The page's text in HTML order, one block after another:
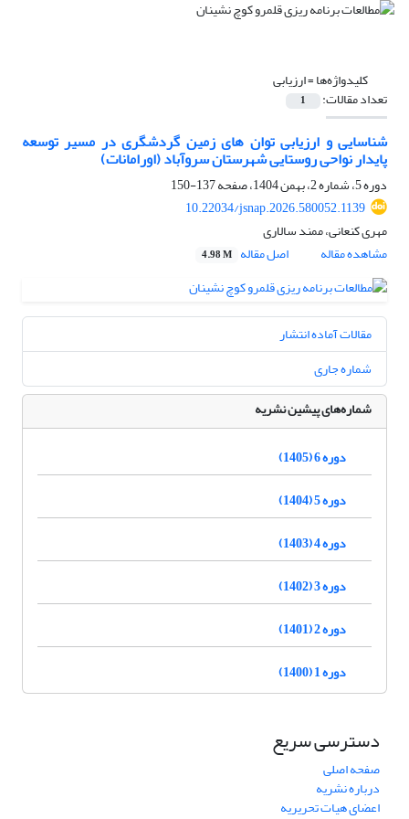
کلیدواژه‌ها =ارزیابی
تعداد مقالات: 1
شناسایی و ارزیابی توان ­های زمین گردشگری در مسیر توسعه
پایدار نواحی روستایی شهرستان سروآباد(اورامانات)
دوره 5، شماره 2، بهمن 1404، صفحه
137-150
10.22034/jsnap.2026.580052.1139
مهری کنعانی، ممند سالاری
مشاهده مقاله
اصل مقاله 4.98 M
مقالات آماده انتشار
شماره جاری
شماره‌های پیشین نشریه
دوره 6 (1405)
دوره 5 (1404)
دوره 4 (1403)
دوره 3 (1402)
دوره 2 (1401)
دوره 1 (1400)
دسترسی سریع
صفحه اصلی
درباره نشریه
اعضای هیات تحریریه